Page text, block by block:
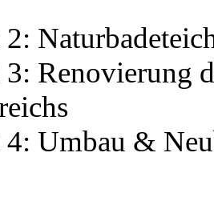
Renovierung
Umbau &